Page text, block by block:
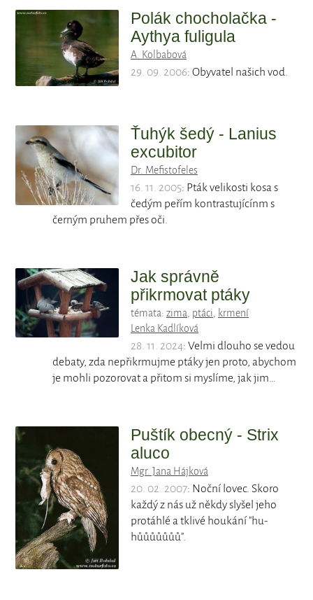
Polák chocholačka -
Aythya fuligula
A. Kolbabová
29. 09. 2006: Obyvatel našich vod.
Ťuhýk šedý - Lanius
excubitor
Dr. Mefistofeles
16. 11. 2005: Pták velikosti kosa s
čedým peřím kontrastujícínm s
černým pruhem přes oči.
Jak správně
přikrmovat ptáky
témata: zima ptáci
krmení
Lenka Kadlíková
28. 11. 2024: Velmi dlouho se vedou
debaty, zda nepřikrmujme ptáky jen proto, abychom
je mohli pozorovat a přitom si myslíme, jak jim…
Puštík obecný - Strix
aluco
Mgr. Jana Hájková
20. 02. 2007: Noční lovec. Skoro
každý z nás už někdy slyšel jeho
protáhlé a tklivé houkání "hu-
hůůůůůůů".